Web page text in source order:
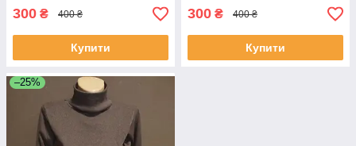
300 ₴ 400 ₴
Купити
300 ₴ 400 ₴
Купити
–25%